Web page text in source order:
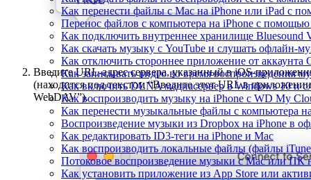
Как перенести файлы с Mac на iPhone или iPad с
Перенос файлов с компьютера на iPhone с
Как подключить внутреннее хранилище Bluesound
Как скачать музыку с YouTube и слушать офлайн-
Как отключить стороннее приложение от аккаунта
Как записывать видео во время воспроизведения
Как включить DLNA медиасервер в Windows 10 и
Как воспроизводить музыку на iPhone с WD My
Как перенести музыкальные файлы с компьютера
Воспроизведение музыки из Dropbox на iPhone в
Как редактировать ID3-теги на iPhone и Mac
Как воспроизводить локальные файлы (файлы
Потоковое воспроизведение музыки с Mac или ПК
Как установить приложение из App Store или
Введите URL-адрес сервера, указанный в iOS-
(находится под текстом “Введите этот URL в приложении
WebDAV”).